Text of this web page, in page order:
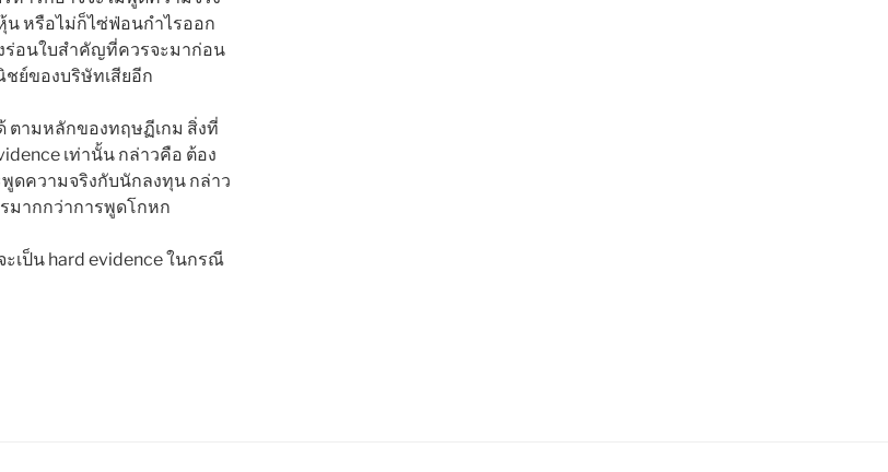
น หรือไม่ก็ไซ่ฟ่อนกำไรออก
ร่อนใบสำคัญที่ควรจะมาก่อน
ย์ของบริษัทเสียอีก
ตามหลักของทฤษฏีเกม สิ่งที่
เท่านั้น กล่าวคือ ต้อง
พูดความจริงกับนักลงทุน กล่าว
มากกว่าการพูดโกหก
เป็น hard evidence ในกรณี